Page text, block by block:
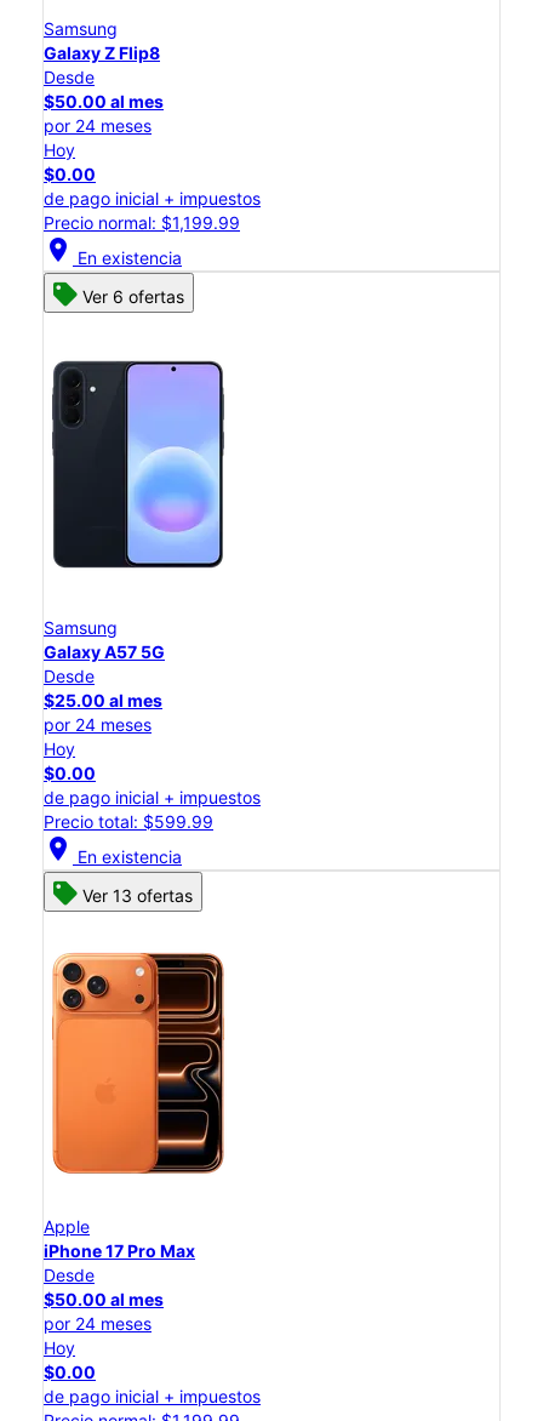
Samsung
Galaxy Z Flip8
Desde
$50.00 al mes
por 24 meses
Hoy
$0.00
de pago inicial + impuestos
Precio normal: $1,199.99
location_on En existencia
Ver 6 ofertas
Samsung
Galaxy A57 5G
Desde
$25.00 al mes
por 24 meses
Hoy
$0.00
de pago inicial + impuestos
Precio total: $599.99
location_on En existencia
Ver 13 ofertas
Apple
iPhone 17 Pro Max
Desde
$50.00 al mes
por 24 meses
Hoy
$0.00
de pago inicial + impuestos